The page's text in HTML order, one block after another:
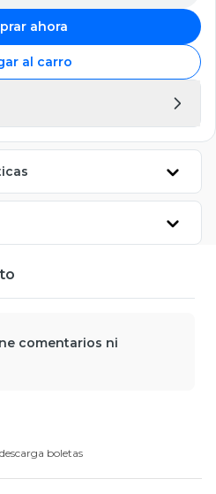
ahora
al carro
comentarios ni
boletas